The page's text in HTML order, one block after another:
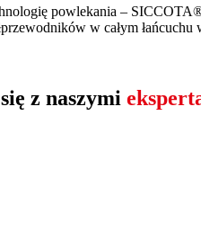
powlekania –
w całym łańcuchu
z naszymi